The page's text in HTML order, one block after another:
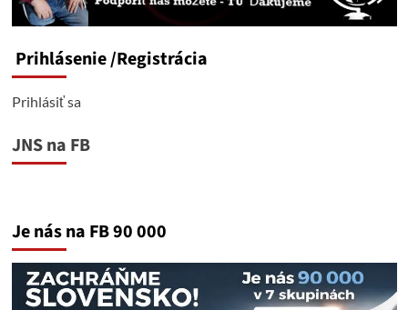
Prihlásenie/Registrácia
Prihlásiť sa
JNS na FB
Je nás na FB 90 000